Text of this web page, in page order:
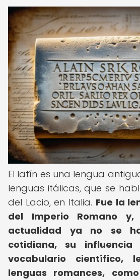
El latín es una lengua
lenguas itálicas, que se
del Lacio, en Italia. Fue la
del Imperio Romano
actualidad ya no se
cotidiana, su
vocabulario científico,
lenguas romances,